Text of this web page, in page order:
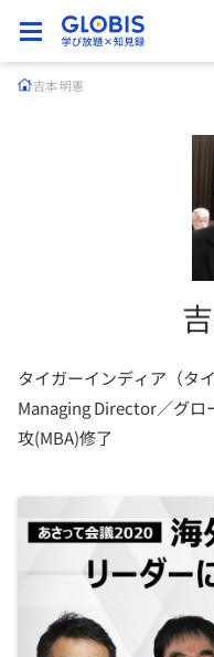
吉本 明憲
タイガーインディア（タ
Managing Director／グロ
攻(MBA)修了